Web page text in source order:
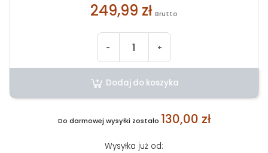
249,99 zł Brutto
- +
Dodaj do koszyka
Do darmowej wysyłki zostało 130,00 zł
Wysyłka już od: